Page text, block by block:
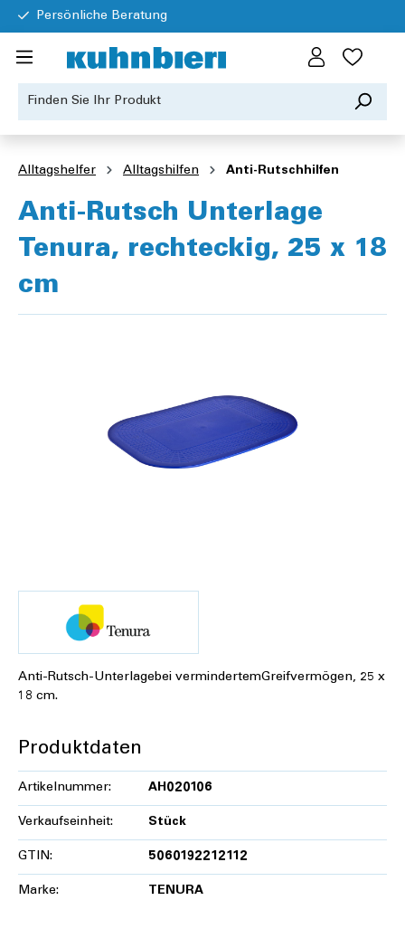
Persönliche Beratung
Alltagshelfer Alltagshilfen Anti-Rutschhilfen
Anti-Rutsch Unterlage
Tenura, rechteckig, 25 x 18
cm
Anti-Rutsch-Unterlagebei vermindertemGreifvermögen, 25 x
18 cm.
Produktdaten
Artikelnummer: AH020106
Verkaufseinheit: Stück
GTIN: 5060192212112
Marke: TENURA